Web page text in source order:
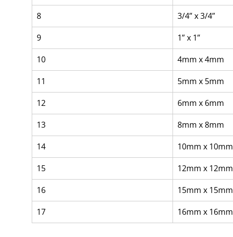
8
3/4” x 3/4”
9
1” x 1”
10
4mm x 4mm
11
5mm x 5mm
12
6mm x 6mm
13
8mm x 8mm
14
10mm x 10mm
15
12mm x 12mm
16
15mm x 15mm
17
16mm x 16mm